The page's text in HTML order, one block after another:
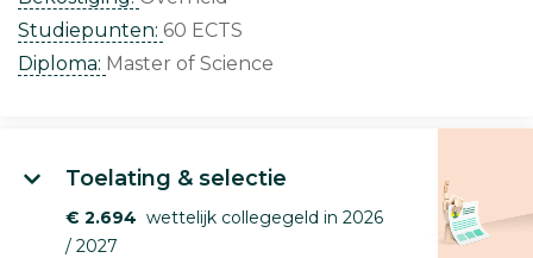
Studiepunten: 60 ECTS
Diploma: Master of Science
Toelating & selectie
€ 2.694 wettelijk collegegeld in 2026
/ 2027